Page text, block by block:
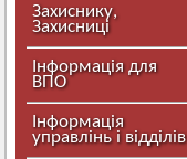
Захиснику,
Захисниці
Інформація для
ВПО
Інформація
управлінь і відділів